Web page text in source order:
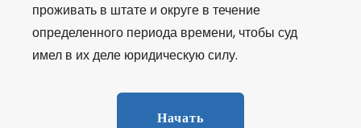
проживать в штате и округе в течение
определенного периода времени, чтобы суд
имел в их деле юридическую силу.
Начать